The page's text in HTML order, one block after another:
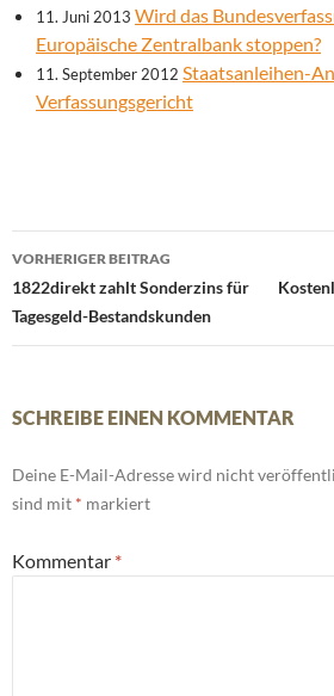
11. Juni 2013 Wird das
Europäische Zentralbank stoppen?
11. September 2012 Staatsanleihen-
Verfassungsgericht
Beitrags-
Navigation
VORHERIGER BEITRAG
1822direkt zahlt Sonderzins für
Tagesgeld-Bestandskunden
SCHREIBE EINEN KOMMENTAR
Deine E-Mail-Adresse wird nicht
sind mit * markiert
Kommentar *